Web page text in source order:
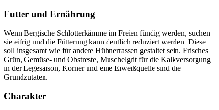
Futter und Ernährung
Wenn Bergische Schlotterkämme im Freien fündig werden, suchen
sie eifrig und die Fütterung kann deutlich reduziert werden. Diese
soll insgesamt wie für andere Hühnerrassen gestaltet sein. Frisches
Grün, Gemüse- und Obstreste, Muschelgrit für die Kalkversorgung
in der Legesaison, Körner und eine Eiweißquelle sind die
Grundzutaten.
Charakter